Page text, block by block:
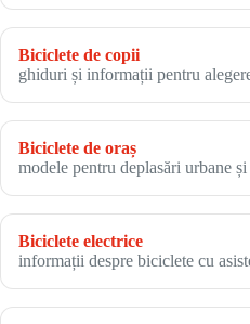
Biciclete de copii
ghiduri și informații pentru
Biciclete de oraș
modele pentru deplasări urbane
Biciclete electrice
informații despre biciclete cu